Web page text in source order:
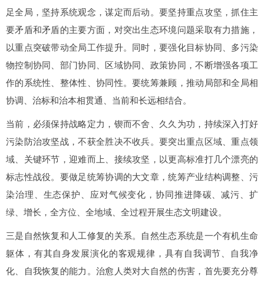
足全局，坚持系统观念，谋定而后动。要坚持重点攻坚，抓住主
要矛盾和矛盾的主要方面，对突出生态环境问题采取有力措施，
以重点突破带动全局工作提升。同时，要强化目标协同、多污染
物控制协同、部门协同、区域协同、政策协同，不断增强各项工
作的系统性、整体性、协同性。要统筹兼顾，推动局部和全局相
协调、治标和治本相贯通、当前和长远相结合。
当前，必须保持战略定力，锲而不舍、久久为功，持续深入打好
污染防治攻坚战，不获全胜决不收兵。要突出重点区域、重点领
域、关键环节，迎难而上、接续攻坚，以更高标准打几个漂亮的
标志性战役。要做足统筹协调的大文章，统筹产业结构调整、污
染治理、生态保护、应对气候变化，协同推进降碳、减污、扩
绿、增长，全方位、全地域、全过程开展生态文明建设。
三是自然恢复和人工修复的关系。自然生态系统是一个有机生命
躯体，有其自身发展演化的客观规律，具有自我调节、自我净
化、自我恢复的能力。治愈人类对大自然的伤害，首先要充分尊